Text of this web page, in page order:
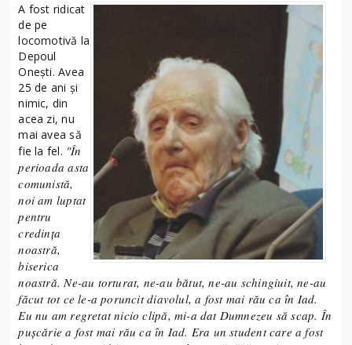
A fost ridicat
de pe
locomotivă la
Depoul
Oneşti. Avea
25 de ani și
nimic, din
acea zi, nu
mai avea să
fie la fel. "În
perioada asta
comunistă,
noi am luptat
pentru
credinţa
noastră,
biserica
noastră. Ne-au torturat, ne-au bătut, ne-au schingiuit, ne-au
făcut tot ce le-a poruncit diavolul, a fost mai rău ca în Iad.
Eu nu am regretat nicio clipă, mi-a dat Dumnezeu să scap. În
puşcărie a fost mai rău ca în Iad. Era un student care a fost